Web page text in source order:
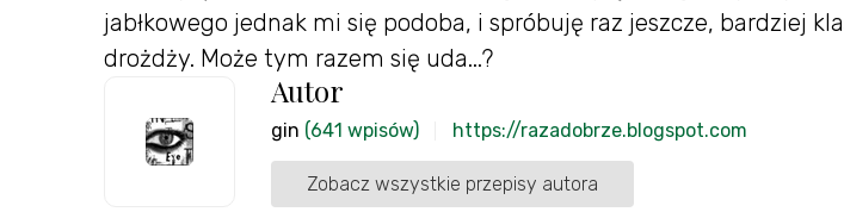
jabłkowego jednak mi się podoba, i spróbuję raz jeszcze, bardziej
drożdży. Może tym razem się uda...?
Autor
gin (641 wpisów) https://razadobrze.blogspot.com
Zobacz wszystkie przepisy autora